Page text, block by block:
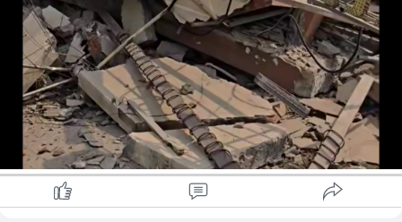
င်းမြစ်က ရှင်းပြသည်။
တ်လ ၂၈ ရက်နေ့ ငလျင်လှုပ်ခတ်ချိန်မှာ နေ့လယ်စာစားချိန်ဖြစ်၍
ရိတ်ဝိတ်ကဖေးတွင် လူအစည်ကားဆုံးအချိန်လည်းဖြစ်ကြောင်း၊
ရဝိတ်ကဖေး သည် မန္တလေးမြို့၏ နာမည်ကျော် စားသောက်ဆိုင်
ြစ်ပြီး မန္တလေးမြို့သူမြို့သားများ ဝင်ထွက်သွားလာစားသောက်နေ
ြသည့် နာမည်ကျော် ကဖေးနှင့်စားသောက်ဆိုင်ဖြစ်ကြောင်း သိရှိရ
ည်။
ာတ်ပုံ- ကရဝိတ်ကဖေးစားသောက်ဆိုင် မပြိုကျမီ ညပိုင်းမြင်ကွင်း
င့် ပြိုကျအပြီး မြင်ကွင်း။